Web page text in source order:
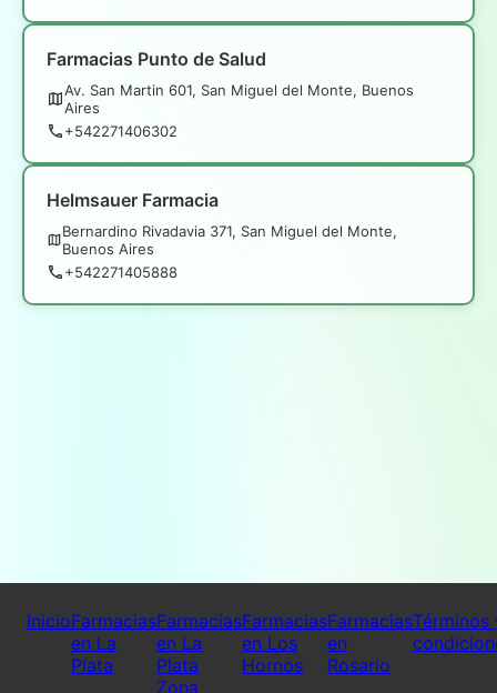
Farmacias Punto de Salud
Av. San Martin 601, San Miguel del Monte, Buenos
Aires
+542271406302
Helmsauer Farmacia
Bernardino Rivadavia 371, San Miguel del Monte,
Buenos Aires
+542271405888
InicioFarmacias
en La
Plata
Farmacias
en La
Plata
Zona
Farmacias
en Los
Hornos
Farmacias
en
Rosario
Términos